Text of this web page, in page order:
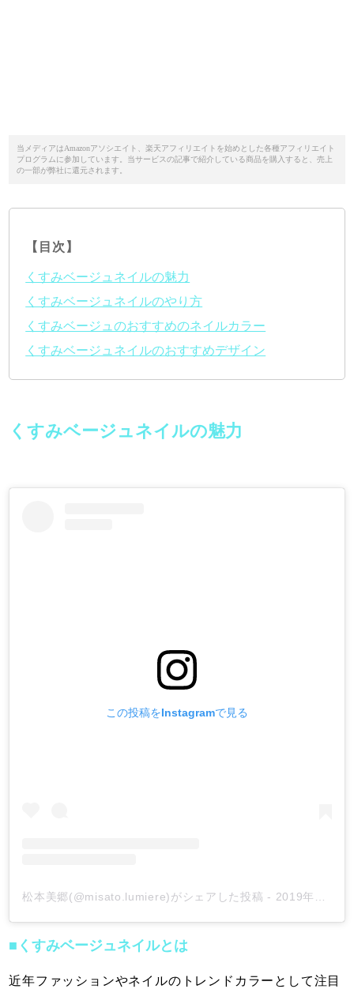
当メディアはAmazonアソシエイト、楽天アフィリエイトを始めとした各種アフィリエイト
プログラムに参加しています。当サービスの記事で紹介している商品を購入すると、売上
の一部が弊社に還元されます。
【目次】
くすみベージュネイルの魅力
くすみベージュネイルのやり方
くすみベージュのおすすめのネイルカラー
くすみベージュネイルのおすすめデザイン
くすみベージュネイルの魅力
この投稿をInstagramで見る
松本美郷(@misato.lumiere)がシェアした投稿 - 2019年11月月21日午後3時54分PST
■くすみベージュネイルとは
近年ファッションやネイルのトレンドカラーとして注目